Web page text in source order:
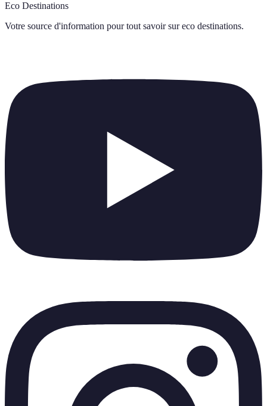
Eco Destinations
Votre source d'information pour tout savoir sur eco destinations.